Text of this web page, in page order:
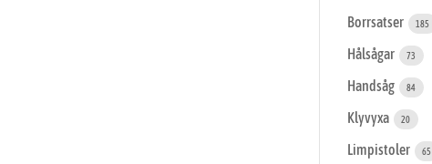
Borrsatser 185
Hålsågar 73
Handsåg 84
Klyvyxa 20
Limpistoler 65